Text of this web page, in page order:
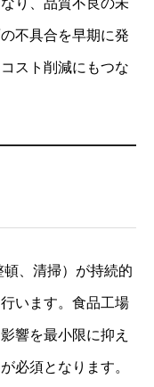
不具合を早期に発
スト削減にもつな
、清掃）が持続的
います。食品工場
響を最小限に抑え
必須となります。